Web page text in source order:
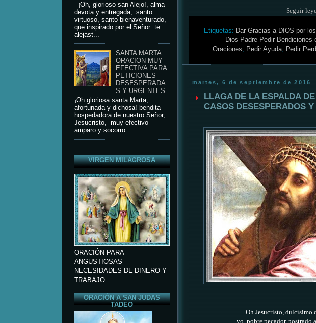
¡Oh, glorioso san Alejo!, alma
devota y entregada, santo
virtuoso, santo bienaventurado,
que inspirado por el Señor te
alejast...
SANTA MARTA
ORACION MUY
EFECTIVA PARA
PETICIONES
DESESPERADA
S Y URGENTES
¡Oh gloriosa santa Marta,
afortunada y dichosa! bendita
hospedadora de nuestro Señor,
Jesucristo, muy efectivo
amparo y socorro...
VIRGEN MILAGROSA
ORACIÓN PARA
ANGUSTIOSAS
NECESIDADES DE DINERO Y
TRABAJO
ORACIÓN A SAN JUDAS
TADEO
Seguir
Etiquetas: Dar Gracias a DIOS por
Dios Padre Pedir Bendiciones
Oraciones, Pedir Ayuda, Pedir
martes, 6 de septiembre de 2016
LLAGA DE LA ESPALDA
CASOS DESESPERADOS
Oh Jesucristo, dulcísimo
yo, pobre pecador, postrado